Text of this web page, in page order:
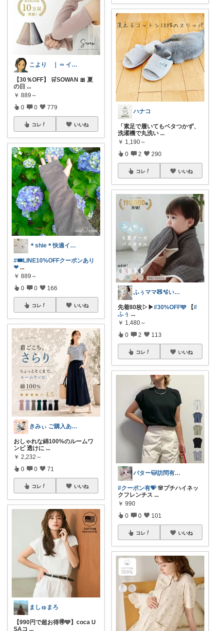
こより ｜ ∞ イヤイライケレ ∞
【30％OFF】 🛒SOWAN 🎀 夏
の日 ...
￥ 889～
0 0 779
コレ いいね
＊shie＊快適インテリア＆雑貨グッズ
#🎟LINE10%OFFクーポンあり
❤︎ ...
￥ 889～
0 0 166
コレ いいね
きみぃ ご購入ありがとうございます♪
おしゃれな綿100%のルームワ
ンピ 透けに ...
￥ 2,232～
0 0 71
コレ いいね
ましゅまろ
【990円で超お得🉐🩵】coca U
SAコ ...
ハナコ
「素足で履いてもベタつかず、
洗濯機で丸洗い ...
￥ 1,190～
0 2 290
コレ いいね
ふぅママ🧸🫧いつも有難うございます
先着80枚▷▶︎#30%OFF🩵 【#
ふぅ ...
￥ 1,480～
0 2 113
コレ いいね
バター🐱訪問有難うございます💕
#クーポン有💝🌸プチハイネッ
クフレンチス ...
￥ 990
0 0 101
コレ いいね